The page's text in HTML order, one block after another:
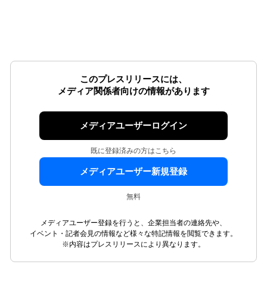
このプレスリリースには、
メディア関係者向けの情報があります
メディアユーザーログイン
既に登録済みの方はこちら
メディアユーザー新規登録
無料
メディアユーザー登録を行うと、企業担当者の連絡先や、
イベント・記者会見の情報など様々な特記情報を閲覧できます。
※内容はプレスリリースにより異なります。